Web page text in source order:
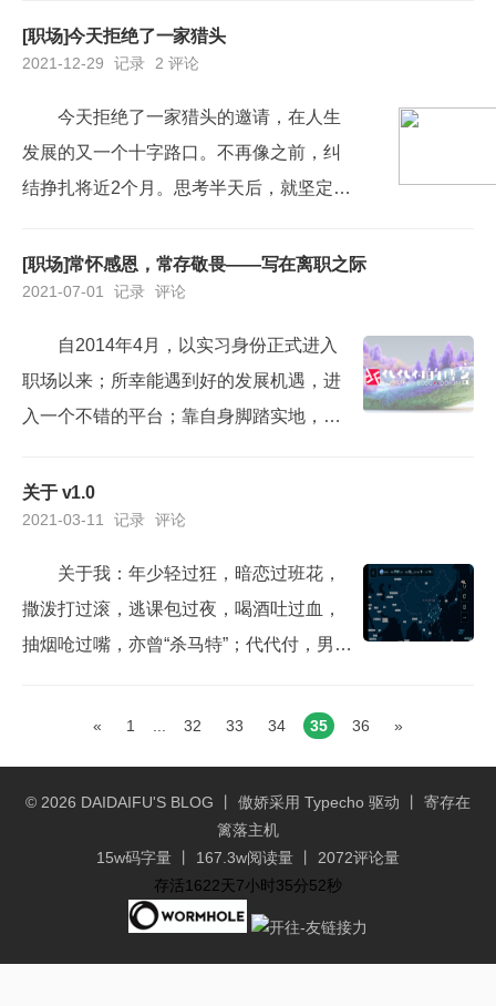
[职场]今天拒绝了一家猎头
2021-12-29 记录 2 评论
今天拒绝了一家猎头的邀请，在人生
发展的又一个十字路口。不再像之前，纠
结挣扎将近2个月。思考半天后，就坚定地
聊，让我更清晰了自我的职业规划，透彻
了自己未来的发展方向。
[职场]常怀感恩，常存敬畏——写在离职之际
2021-07-01 记录 评论
自2014年4月，以实习身份正式进入
职场以来；所幸能遇到好的发展机遇，进
入一个不错的平台；靠自身脚踏实地，也
历弥足珍贵，少年仍需磨炼。
关于 v1.0
2021-03-11 记录 评论
关于我：年少轻过狂，暗恋过班花，
撒泼打过滚，逃课包过夜，喝酒吐过血，
抽烟呛过嘴，亦曾“杀马特”；代代付，男，
青，贵州贵阳非土著，不赌不烟爱小酌；
主》《三国杀》；工作后疯狂迷恋《王者
荣耀》，被儿子看到后担心模仿上瘾，目
前已果断卸载，立志已戒...
« 1 32 33 34 35 36 »
© 2026 DAIDAIFU'S BLOG 丨 傲娇采用 Typecho 驱动 丨 寄存在
篱落主机
15w码字量 丨 167.3w阅读量 丨 2072评论量
存活1622天7小时35分53秒